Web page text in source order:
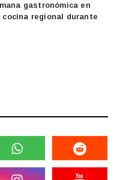
gastronómica en
regional durante